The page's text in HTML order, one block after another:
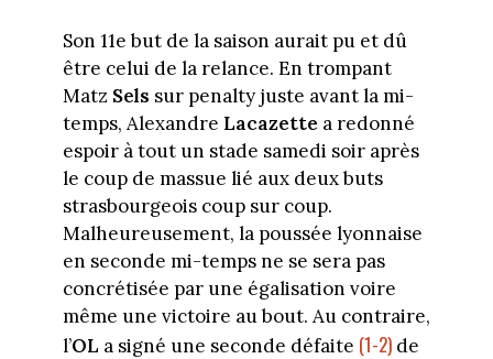
Son 11e but de la saison aurait pu et dû
être celui de la relance. En trompant
Matz Sels sur penalty juste avant la mi-
temps, Alexandre Lacazette a redonné
espoir à tout un stade samedi soir après
le coup de massue lié aux deux buts
strasbourgeois coup sur coup.
Malheureusement, la poussée lyonnaise
en seconde mi-temps ne se sera pas
concrétisée par une égalisation voire
même une victoire au bout. Au contraire,
l’OL a signé une seconde défaite (1-2)de